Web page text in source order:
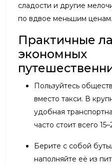
сладости и другие
по вдвое меньшим ценам.
Практичные
экономных
Пользуйтесь
вместо такси. В
удобная
часто стоит всего
Берите с собой
наполняйте её из